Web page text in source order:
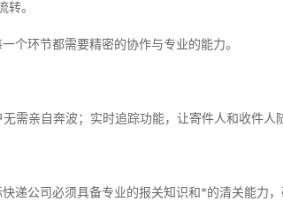
转。
个环节都需要精密的协作与专业的能力。
需亲自奔波；实时追踪功能，让寄件人和收件人
递公司必须具备专业的报关知识和*的清关能力，